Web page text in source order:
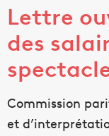
Lettre
des
Commission
et